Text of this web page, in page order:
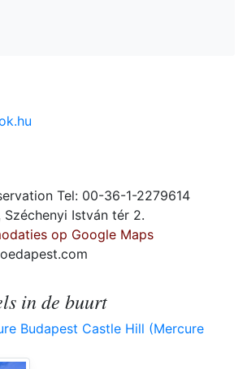
Tel: 00-36-1-2279614
Széchenyi István tér 2.
op Google Maps
in de buurt
Budapest Castle Hill (Mercure